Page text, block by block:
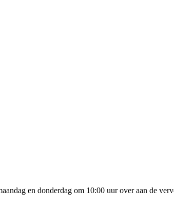
en donderdag om 10:00 uur over aan de